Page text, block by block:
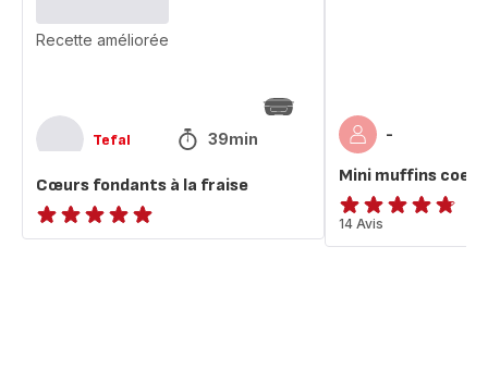
Tefal 39min
Cœurs fondants à la fraise
ratings.NaN
Recette améliorée
-
Mini muffins
ratings.4.7
14 Avis